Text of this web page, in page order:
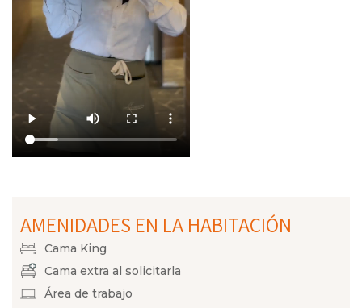
AMENIDADES EN LA HABITACIÓN
Cama King
Cama extra al solicitarla
Área de trabajo